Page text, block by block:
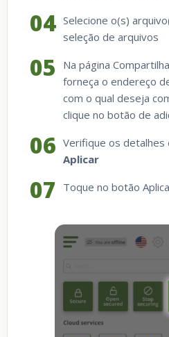
Selecione o(s)
seleção de arquivos
Na página
forneça o endereço
com o qual deseja
clique no botão de
Verifique os
Aplicar
Toque no botão